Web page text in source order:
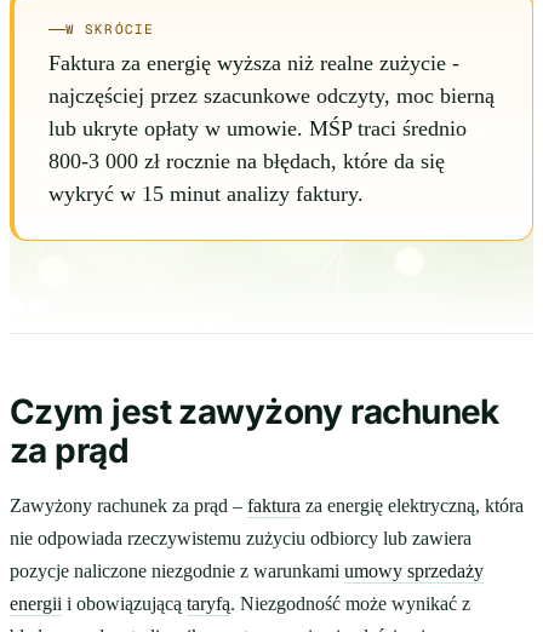
W SKRÓCIE
Faktura za energię wyższa niż realne zużycie -
najczęściej przez szacunkowe odczyty, moc bierną
lub ukryte opłaty w umowie. MŚP traci średnio
800-3 000 zł rocznie na błędach, które da się
wykryć w 15 minut analizy faktury.
Czym jest zawyżony rachunek
za prąd
Zawyżony rachunek za prąd – faktura za energię elektryczną, która
nie odpowiada rzeczywistemu zużyciu odbiorcy lub zawiera
pozycje naliczone niezgodnie z warunkami umowy sprzedaży
energii i obowiązującą taryfą. Niezgodność może wynikać z